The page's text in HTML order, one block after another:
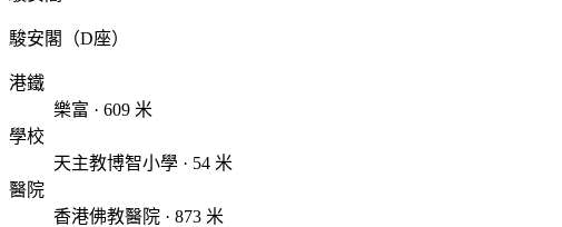
駿安閣（D座）
港鐵
樂富 · 609 米
學校
天主教博智小學 · 54 米
醫院
香港佛教醫院 · 873 米